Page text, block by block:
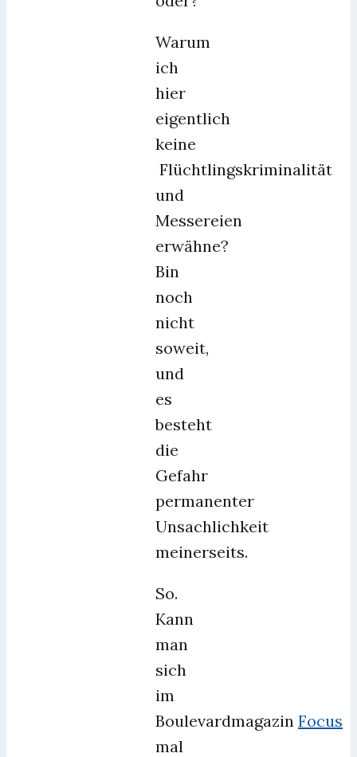
Warum
ich
hier
eigentlich
keine
Flüchtlingskriminalität
und
Messereien
erwähne?
Bin
noch
nicht
soweit,
und
es
besteht
die
Gefahr
permanenter
Unsachlichkeit
meinerseits.
So.
Kann
man
sich
im
Boulevardmagazin Focus
mal